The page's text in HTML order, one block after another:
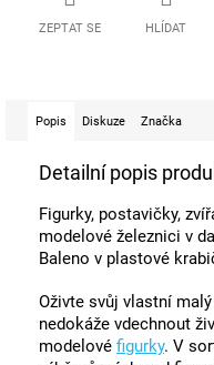
ZEPTAT SE HLÍDAT
Popis Diskuze Značka
Detailní popis
Figurky, postavičky,
modelové železnici v
Baleno v plastové
Oživte svůj vlastní
nedokáže vdechnout
modelové figurky. V